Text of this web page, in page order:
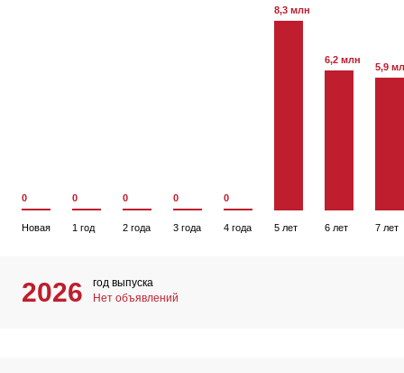
0
Новая
0
1 год
0
2 года
0
3 года
0
4 года
8,3 млн
5 лет
6,2 млн
6 лет
5,9
7 лет
2026
год выпуска
Нет объявлений